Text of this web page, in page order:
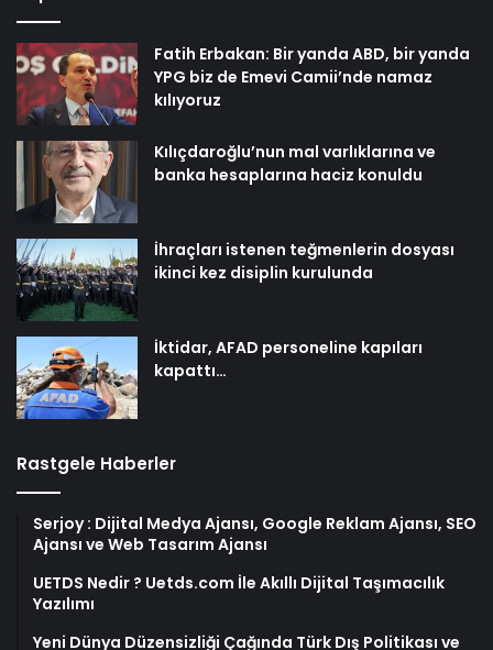
Fatih Erbakan: Bir yanda ABD, bir yanda
YPG biz de Emevi Camii’nde namaz
kılıyoruz
Kılıçdaroğlu’nun mal varlıklarına ve
banka hesaplarına haciz konuldu
İhraçları istenen teğmenlerin dosyası
ikinci kez disiplin kurulunda
İktidar, AFAD personeline kapıları
kapattı…
Rastgele Haberler
Serjoy : Dijital Medya Ajansı, Google Reklam Ajansı, SEO
Ajansı ve Web Tasarım Ajansı
UETDS Nedir ? Uetds.com İle Akıllı Dijital Taşımacılık
Yazılımı
Yeni Dünya Düzensizliği Çağında Türk Dış Politikası ve